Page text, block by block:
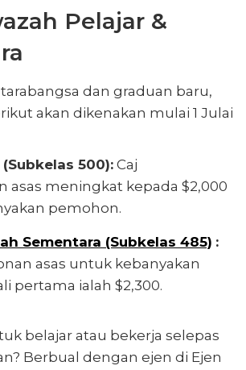
Pelajar &
dan graduan baru,
akan dikenakan mulai 1 Julai
500): Caj
asas meningkat kepada $2,000
pemohon.
Sementara (Subkelas 485) :
asas untuk kebanyakan
pertama ialah $2,300.
belajar atau bekerja selepas
Berbual dengan ejen di Ejen